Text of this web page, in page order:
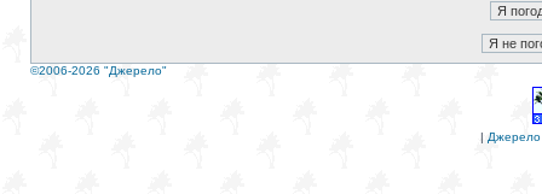
©2006-2026 "Джерело"
| Джерело